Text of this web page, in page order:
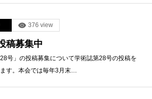
376 view
稿募集中
28号」の投稿募集について学術誌第28号の投稿を
す。本会では毎年3月末…